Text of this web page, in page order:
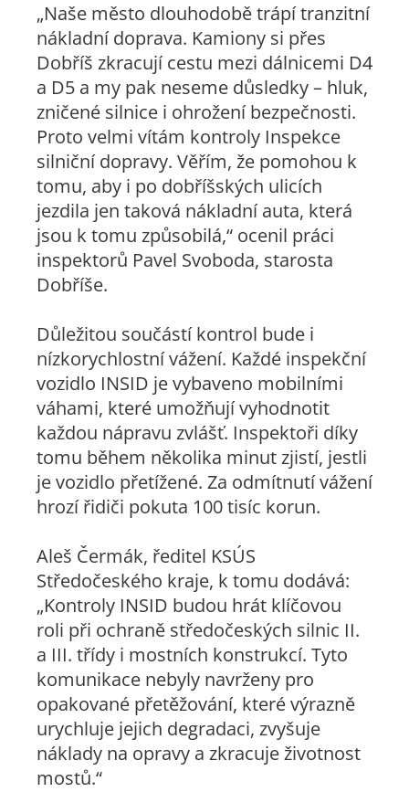
„Naše město dlouhodobě trápí tranzitní
nákladní doprava. Kamiony si přes
Dobříš zkracují cestu mezi dálnicemi D4
a D5 a my pak neseme důsledky – hluk,
zničené silnice i ohrožení bezpečnosti.
Proto velmi vítám kontroly Inspekce
silniční dopravy. Věřím, že pomohou k
tomu, aby i po dobříšských ulicích
jezdila jen taková nákladní auta, která
jsou k tomu způsobilá,“ ocenil práci
inspektorů Pavel Svoboda, starosta
Dobříše.
Důležitou součástí kontrol bude i
nízkorychlostní vážení. Každé inspekční
vozidlo INSID je vybaveno mobilními
váhami, které umožňují vyhodnotit
každou nápravu zvlášť. Inspektoři díky
tomu během několika minut zjistí, jestli
je vozidlo přetížené. Za odmítnutí vážení
hrozí řidiči pokuta 100 tisíc korun.
Aleš Čermák, ředitel KSÚS
Středočeského kraje, k tomu dodává:
„Kontroly INSID budou hrát klíčovou
roli při ochraně středočeských silnic II.
a III. třídy i mostních konstrukcí. Tyto
komunikace nebyly navrženy pro
opakované přetěžování, které výrazně
urychluje jejich degradaci, zvyšuje
náklady na opravy a zkracuje životnost
mostů.“